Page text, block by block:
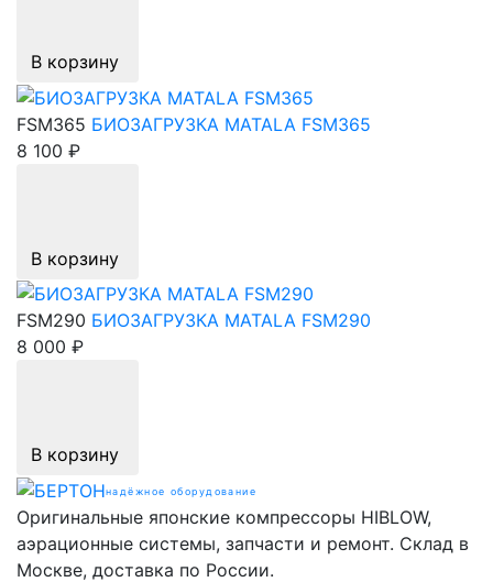
В корзину
FSM365 БИОЗАГРУЗКА MATALA FSM365
8 100 ₽
В корзину
FSM290 БИОЗАГРУЗКА MATALA FSM290
8 000 ₽
В корзину
надёжное оборудование
Оригинальные японские компрессоры HIBLOW,
аэрационные системы, запчасти и ремонт. Склад в
Москве, доставка по России.